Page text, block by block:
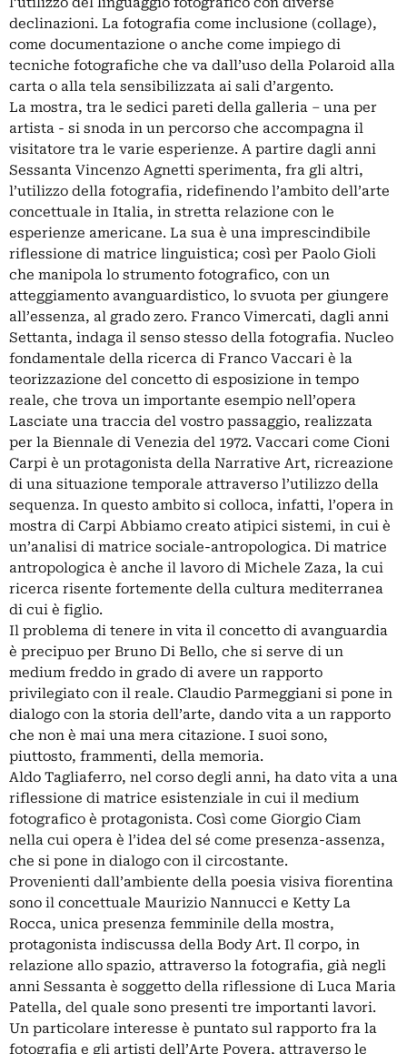
declinazioni. La fotografia come inclusione (collage),
come documentazione o anche come impiego di
tecniche fotografiche che va dall’uso della Polaroid alla
carta o alla tela sensibilizzata ai sali d’argento.
La mostra, tra le sedici pareti della galleria – una per
artista - si snoda in un percorso che accompagna il
visitatore tra le varie esperienze. A partire dagli anni
Sessanta Vincenzo Agnetti sperimenta, fra gli altri,
l’utilizzo della fotografia, ridefinendo l’ambito dell’arte
concettuale in Italia, in stretta relazione con le
esperienze americane. La sua è una imprescindibile
riflessione di matrice linguistica; così per Paolo Gioli
che manipola lo strumento fotografico, con un
atteggiamento avanguardistico, lo svuota per giungere
all’essenza, al grado zero. Franco Vimercati, dagli anni
Settanta, indaga il senso stesso della fotografia. Nucleo
fondamentale della ricerca di Franco Vaccari è la
teorizzazione del concetto di esposizione in tempo
reale, che trova un importante esempio nell’opera
Lasciate una traccia del vostro passaggio, realizzata
per la Biennale di Venezia del 1972. Vaccari come Cioni
Carpi è un protagonista della Narrative Art, ricreazione
di una situazione temporale attraverso l’utilizzo della
sequenza. In questo ambito si colloca, infatti, l’opera in
mostra di Carpi Abbiamo creato atipici sistemi, in cui è
un’analisi di matrice sociale-antropologica. Di matrice
antropologica è anche il lavoro di Michele Zaza, la cui
ricerca risente fortemente della cultura mediterranea
di cui è figlio.
Il problema di tenere in vita il concetto di avanguardia
è precipuo per Bruno Di Bello, che si serve di un
medium freddo in grado di avere un rapporto
privilegiato con il reale. Claudio Parmeggiani si pone in
dialogo con la storia dell’arte, dando vita a un rapporto
che non è mai una mera citazione. I suoi sono,
piuttosto, frammenti, della memoria.
Aldo Tagliaferro, nel corso degli anni, ha dato vita a una
riflessione di matrice esistenziale in cui il medium
fotografico è protagonista. Così come Giorgio Ciam
nella cui opera è l’idea del sé come presenza-assenza,
che si pone in dialogo con il circostante.
Provenienti dall’ambiente della poesia visiva fiorentina
sono il concettuale Maurizio Nannucci e Ketty La
Rocca, unica presenza femminile della mostra,
protagonista indiscussa della Body Art. Il corpo, in
relazione allo spazio, attraverso la fotografia, già negli
anni Sessanta è soggetto della riflessione di Luca Maria
Patella, del quale sono presenti tre importanti lavori.
Un particolare interesse è puntato sul rapporto fra la
fotografia e gli artisti dell’Arte Povera, attraverso le